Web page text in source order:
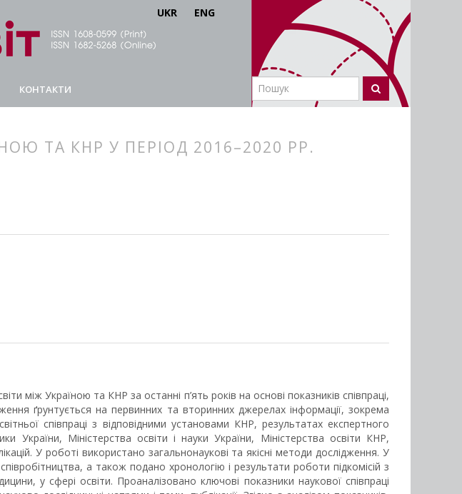
UKR ENG
КОНТАКТИ
ТА КНР У ПЕРІОД 2016–2020 РР.
між Україною та КНР за останні п’ять років на основі показників співпраці,
ґрунтується на первинних та вторинних джерелах інформації, зокрема
співпраці з відповідними установами КНР, результатах експертного
України, Міністерства освіти і науки України, Міністерства освіти КНР,
У роботі використано загальнонаукові та якісні методи дослідження. У
а також подано хронологію і результати роботи підкомісій з
у сфері освіти. Проаналізовано ключові показники наукової співпраці